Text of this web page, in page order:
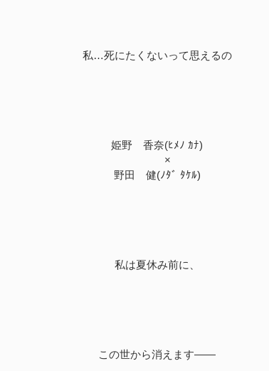
私…死にたくないって思えるの
姫野 香奈(ﾋﾒﾉ ｶﾅ)
×
野田 健(ﾉﾀﾞ ﾀｹﾙ)
私は夏休み前に、
この世から消えます――